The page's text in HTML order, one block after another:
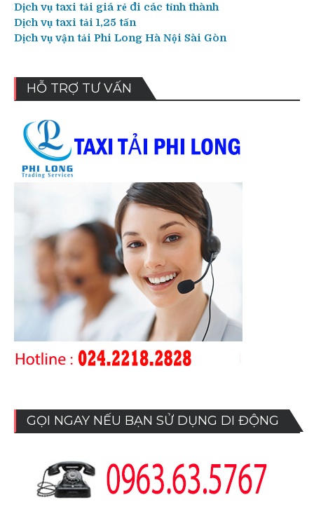
Dịch vụ taxi tải giá rẻ đi các tỉnh thành
Dịch vụ taxi tải 1,25 tấn
Dịch vụ vận tải Phi Long Hà Nội Sài Gòn
HỖ TRỢ TƯ VẤN
GỌI NGAY NẾU BẠN SỬ DỤNG DI ĐỘNG